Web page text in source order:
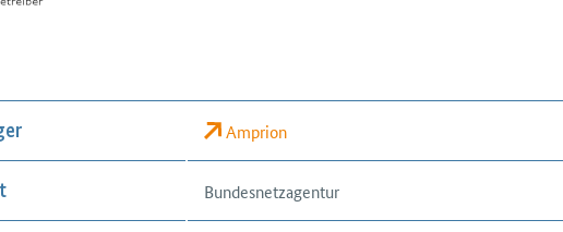
Amprion
Bundesnetzagentur